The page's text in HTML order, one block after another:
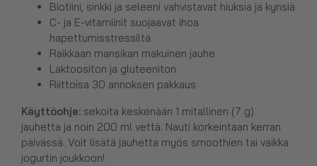
Biotiini, sinkki ja seleeni vahvistavat hiuksia ja kynsiä
C- ja E-vitamiinit suojaavat ihoa
hapettumisstressiltä
Raikkaan mansikan makuinen jauhe
Laktoositon ja gluteeniton
Riittoisa 30 annoksen pakkaus
Käyttöohje: sekoita keskenään 1 mitallinen (7 g)
jauhetta ja noin 200 ml vettä. Nauti korkeintaan kerran
päivässä. Voit lisätä jauhetta myös smoothien tai vaikka
jogurtin joukkoon!